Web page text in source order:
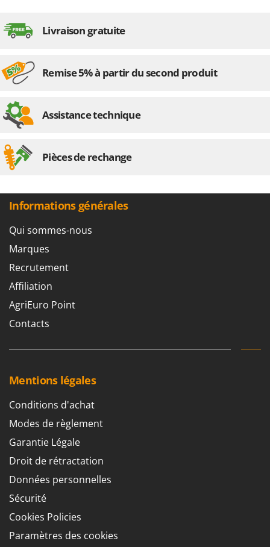
Livraison gratuite
Remise 5% à partir du second produit
Assistance technique
Pièces de rechange
Informations générales
Qui sommes-nous
Marques
Recrutement
Affiliation
AgriEuro Point
Contacts
Mentions légales
Conditions d'achat
Modes de règlement
Garantie Légale
Droit de rétractation
Données personnelles
Sécurité
Cookies Policies
Paramètres des cookies